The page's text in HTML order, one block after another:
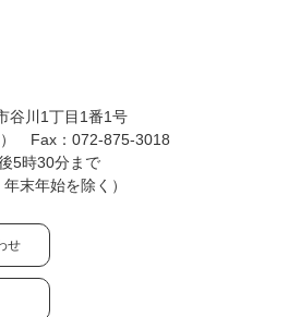
谷川1丁目1番1号
Fax：072-875-3018
5時30分まで
末年始を除く）
せ